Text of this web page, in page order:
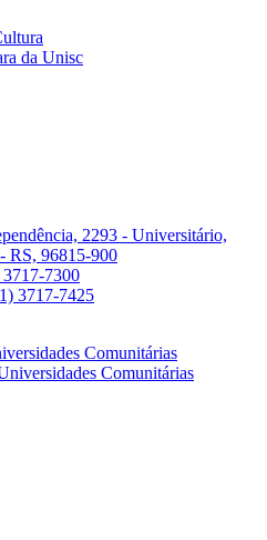
da Unisc
2293 - Universitário,
RS, 96815-900
7300
3717-7425